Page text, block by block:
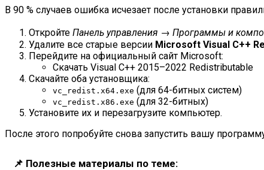
В 90 % случаев ошибка исчезает после установки
Откройте Панель управления → Программы и
Удалите все старые версии Microsoft Visual C++
Перейдите на официальный сайт Microsoft:
Скачать Visual C++ 2015–2022 Redistributable
Скачайте оба установщика:
vc_redist.x64.exe (для 64-битных систем)
vc_redist.x86.exe (для 32-битных)
Установите их и перезагрузите компьютер.
После этого попробуйте снова запустить вашу
📌 Полезные материалы по теме: